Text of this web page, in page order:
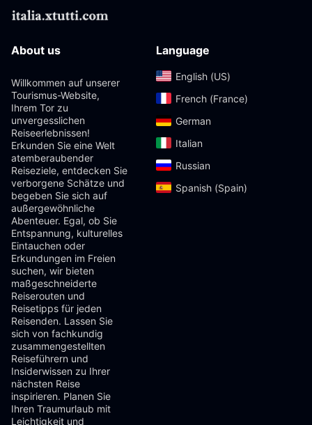
About us
Willkommen auf unserer
Tourismus-Website,
Ihrem Tor zu
unvergesslichen
Reiseerlebnissen!
Erkunden Sie eine Welt
atemberaubender
Reiseziele, entdecken Sie
verborgene Schätze und
begeben Sie sich auf
außergewöhnliche
Abenteuer. Egal, ob Sie
Entspannung, kulturelles
Eintauchen oder
Erkundungen im Freien
suchen, wir bieten
maßgeschneiderte
Reiserouten und
Reisetipps für jeden
Reisenden. Lassen Sie
sich von fachkundig
zusammengestellten
Reiseführern und
Insiderwissen zu Ihrer
nächsten Reise
inspirieren. Planen Sie
Ihren Traumurlaub mit
Leichtigkeit und
Language
English (US)‎
French (France)‎
German‎
Italian‎
Russian‎
Spanish (Spain)‎